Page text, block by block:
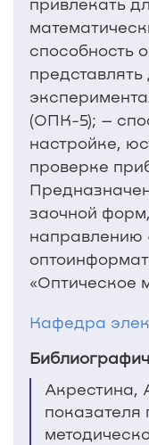
способность
(ОПК-5); –
настройке,
проверке
заочной
направлению
«Оптическое
Кафедра
Акрестина,
показателя